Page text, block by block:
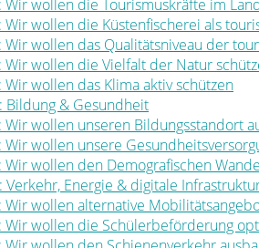
Wir wollen die Tourismuskräfte im
Wir wollen die Küstenfischerei als
Wir wollen das Qualitätsniveau der
Wir wollen die Vielfalt der Natur
Wir wollen das Klima aktiv schützen
Bildung & Gesundheit
Wir wollen unseren Bildungsstandort
Wir wollen unsere
Wir wollen den Demografischen
Verkehr, Energie & digitale
Wir wollen alternative
Wir wollen die Schülerbeförderung